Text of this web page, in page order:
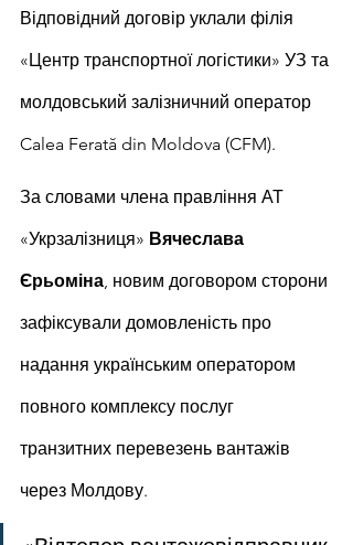
Відповідний договір уклали філія
«Центр транспортної логістики» УЗ та
молдовський залізничний оператор
Calea Ferată din Moldova (CFM).
За словами члена правління АТ
«Укрзалізниця» Вячеслава
Єрьоміна, новим договором сторони
зафіксували домовленість про
надання українським оператором
повного комплексу послуг
транзитних перевезень вантажів
через Молдову.